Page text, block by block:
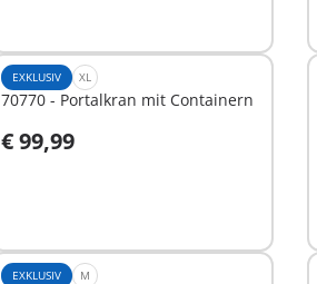
EXKLUSIV XL
70770 - Portalkran mit Containern
€ 99,99
In den Warenkorb
EXKLUSIV M